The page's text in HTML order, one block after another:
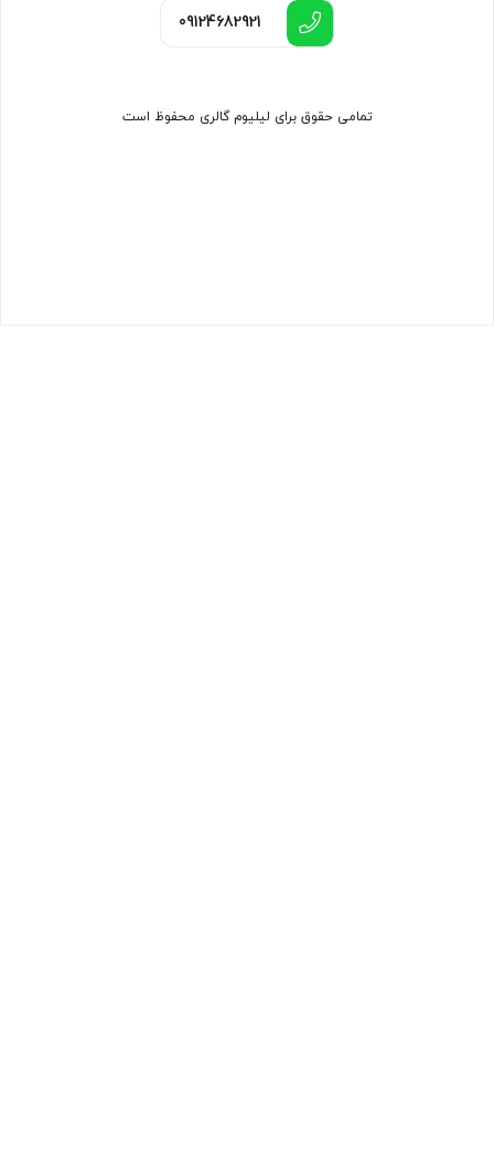
09124682921
تمامی حقوق برای لیلیوم گالری محفوظ است